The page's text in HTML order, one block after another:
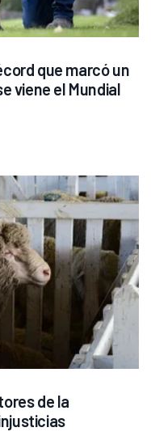
que marcó un
viene el Mundial
de la